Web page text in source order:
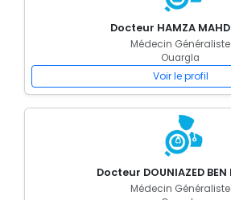
Docteur HAMZA
Médecin Généraliste
Ouargla
Voir le profil
Docteur DOUNIAZED BEN
Médecin Généraliste